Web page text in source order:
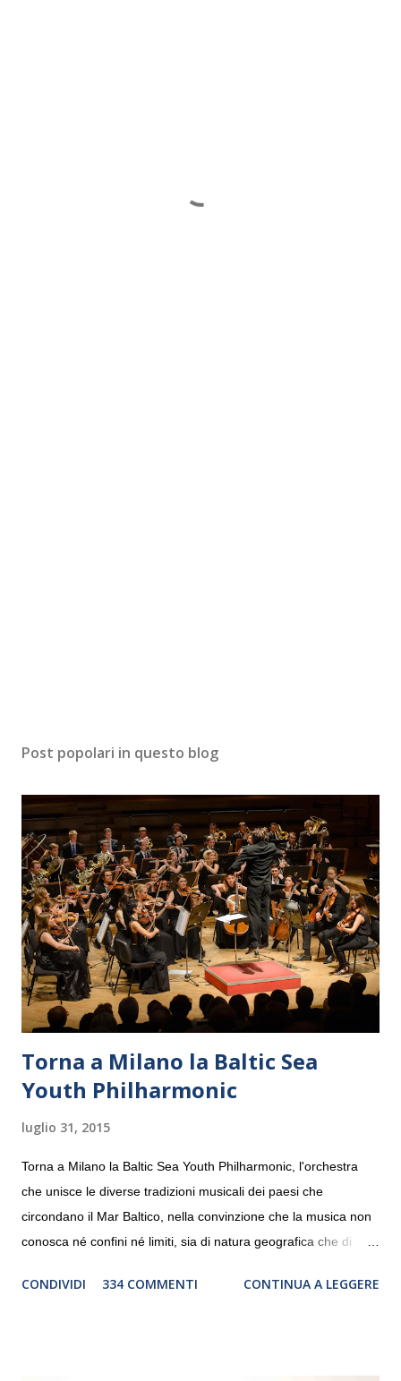
Post popolari in questo blog
Torna a Milano la Baltic Sea
Youth Philharmonic
luglio 31, 2015
Torna a Milano la Baltic Sea Youth Philharmonic, l'orchestra
che unisce le diverse tradizioni musicali dei paesi che
circondano il Mar Baltico, nella convinzione che la musica non
conosca né confini né limiti, sia di natura geografica che di
debutterà il 10 settembre a Heiden, in Germania, e toccherà, in
CONDIVIDI 334 COMMENTI CONTINUA A LEGGERE